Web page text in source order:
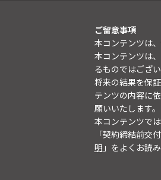
ご留意事項
本コンテンツは
本コンテンツは
るものではござ
将来の結果を保
テンツの内容に
願いいたします。
本コンテンツで
「契約締結前交
明 」をよくお読